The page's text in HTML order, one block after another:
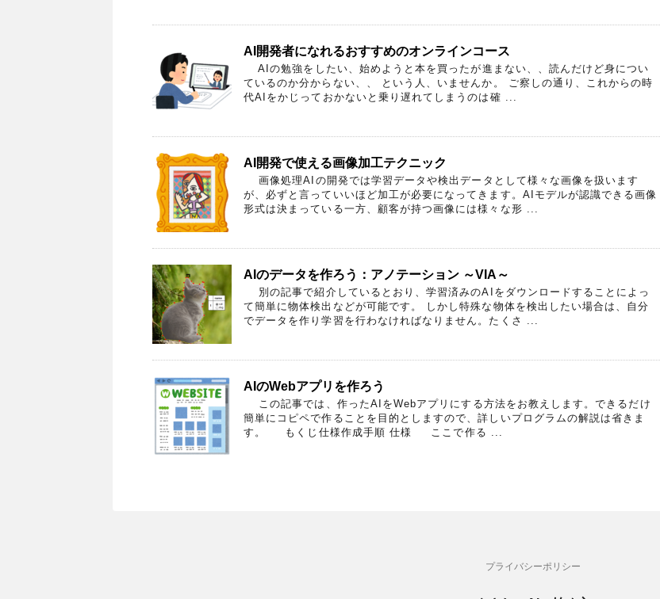
AI開発者になれるおすすめのオンラインコース
AIの勉強をしたい、始めようと本を買ったが進まない、、読んだけど身につい
ているのか分からない、、 という人、いませんか。 ご察しの通り、これからの時
代AIをかじっておかないと乗り遅れてしまうのは確 ...
AI開発で使える画像加工テクニック
画像処理AIの開発では学習データや検出データとして様々な画像を扱います
が、必ずと言っていいほど加工が必要になってきます。AIモデルが認識できる画像
形式は決まっている一方、顧客が持つ画像には様々な形 ...
AIのデータを作ろう：アノテーション ～VIA～
別の記事で紹介しているとおり、学習済みのAIをダウンロードすることによっ
て簡単に物体検出などが可能です。 しかし特殊な物体を検出したい場合は、自分
でデータを作り学習を行わなければなりません。たくさ ...
AIのWebアプリを作ろう
この記事では、作ったAIをWebアプリにする方法をお教えします。できるだけ
簡単にコピペで作ることを目的としますので、詳しいプログラムの解説は省きま
す。 もくじ仕様作成手順 仕様 ここで作る ...
プライバシーポリシー